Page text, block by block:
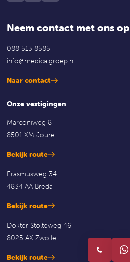
Neem contact met ons op
088 513 8585
info@medicalgroep.nl
Naar contact
Onze vestigingen
Marconiweg 8
8501 XM Joure
Bekijk route
Erasmusweg 34
4834 AA Breda
Bekijk route
Dokter Stolteweg 46
8025 AX Zwolle
Bekijk route